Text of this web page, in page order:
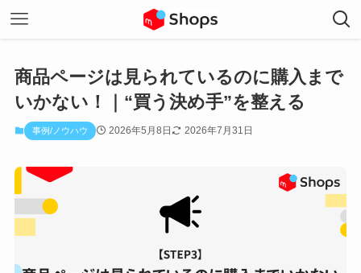
商品ページは見られているのに購入まで
いかない！｜“買う決め手”を整える
事例/ノウハウ 2026年5月8日 2026年7月31日